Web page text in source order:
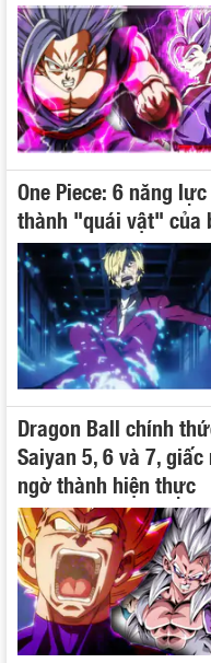
One Piece: 6 năng
thành "quái vật" của
Dragon Ball chính
Saiyan 5, 6 và 7,
ngờ thành hiện thực